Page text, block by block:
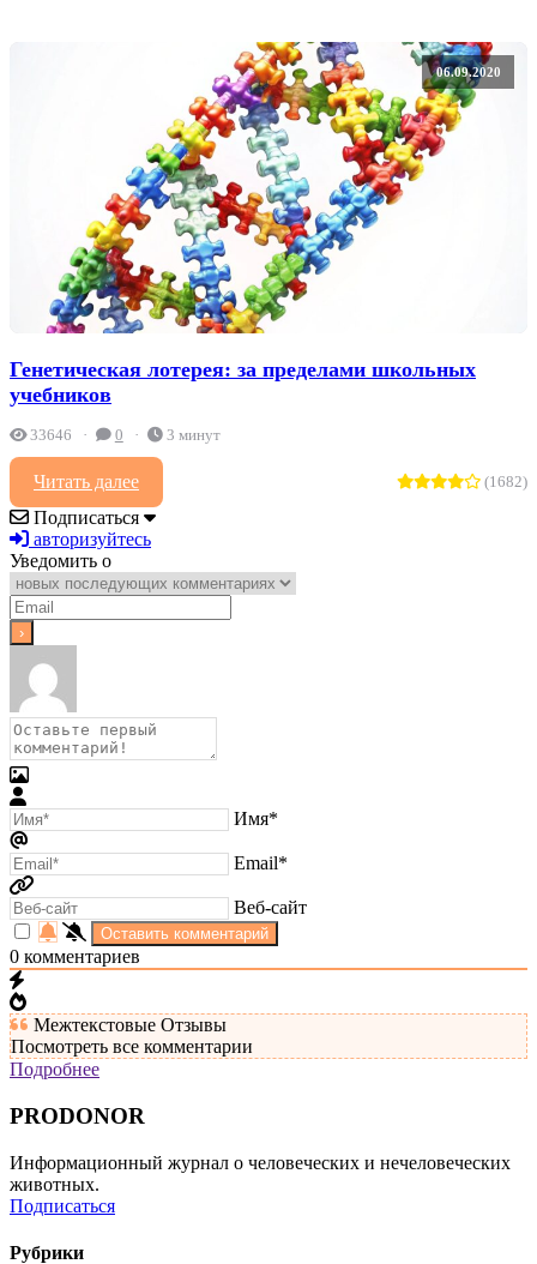
06.09.2020
Генетическая лотерея: за пределами школьных
учебников
33646 0 3 минут
Читать далее (1682)
Подписаться
авторизуйтесь
Уведомить о
Имя*
Email*
Веб-сайт
0 комментариев
Межтекстовые Отзывы
Посмотреть все комментарии
Подробнее
PRODONOR
Информационный журнал о человеческих и нечеловеческих
животных.
Подписаться
Рубрики